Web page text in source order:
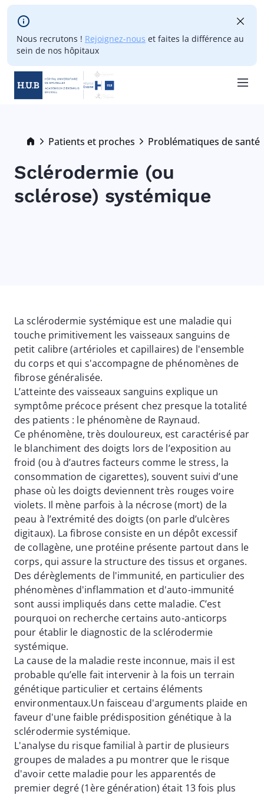
Skip to main content
Nous recrutons ! Rejoignez-nous et faites la différence au
sein de nos hôpitaux
Breadcrumb
Patients et proches Problématiques de santé
Sclérodermie (ou
sclérose) systémique
La sclérodermie systémique est une maladie qui
touche primitivement les vaisseaux sanguins de
petit calibre (artérioles et capillaires) de l'ensemble
du corps et qui s'accompagne de phénomènes de
fibrose généralisée.
L’atteinte des vaisseaux sanguins explique un
symptôme précoce présent chez presque la totalité
des patients : le phénomène de Raynaud.
Ce phénomène, très douloureux, est caractérisé par
le blanchiment des doigts lors de l’exposition au
froid (ou à d’autres facteurs comme le stress, la
consommation de cigarettes), souvent suivi d’une
phase où les doigts deviennent très rouges voire
violets. Il mène parfois à la nécrose (mort) de la
peau à l’extrémité des doigts (on parle d’ulcères
digitaux). La fibrose consiste en un dépôt excessif
de collagène, une protéine présente partout dans le
corps, qui assure la structure des tissus et organes.
Des dérèglements de l'immunité, en particulier des
phénomènes d'inflammation et d'auto-immunité
sont aussi impliqués dans cette maladie. C’est
pourquoi on recherche certains auto-anticorps
pour établir le diagnostic de la sclérodermie
systémique.
La cause de la maladie reste inconnue, mais il est
probable qu’elle fait intervenir à la fois un terrain
génétique particulier et certains éléments
environmentaux.Un faisceau d'arguments plaide en
faveur d'une faible prédisposition génétique à la
sclérodermie systémique.
L'analyse du risque familial à partir de plusieurs
groupes de malades a pu montrer que le risque
d'avoir cette maladie pour les apparentés de
premier degré (1ère génération) était 13 fois plus